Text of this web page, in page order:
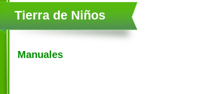
Tierra de Niños
Manuales